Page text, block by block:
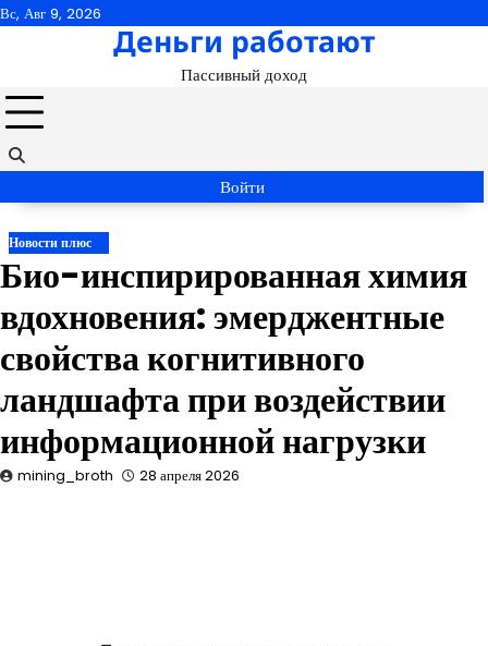
Перейти
Вс, Авг 9, 2026
Деньги работают
Пассивный доход
Войти
Новости плюс
Био-инспирированная химия
вдохновения: эмерджентные
свойства когнитивного
ландшафта при воздействии
информационной нагрузки
mining_broth 28 апреля 2026